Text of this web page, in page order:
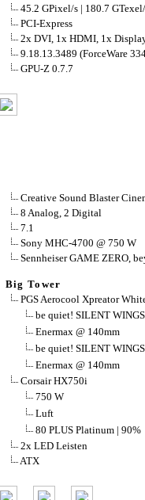
45.2 GPixel/s | 180.7
PCI-Express
2x DVI, 1x HDMI, 1x
9.18.13.3489 (ForceWare
GPU-Z 0.7.7
Creative Sound Blaster
8 Analog, 2 Digital
7.1
Sony MHC-4700 @ 750 W
Sennheiser GAME ZERO,
Big Tower
PGS Aerocool Xpreator
be quiet! SILENT
Enermax @ 140mm
be quiet! SILENT
Enermax @ 140mm
Corsair HX750i
750 W
Luft
80 PLUS Platinum | 90%
2x LED Leisten
ATX